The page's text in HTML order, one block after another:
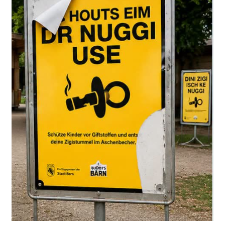
Soruşturma dosyasına göre 60 yaşındaki adam yalnızca
uzaktan gözlem yapmakla kalmadı. Kızı hakkında bilgi
edinmek için komşularıyla da konuştu.
Bir gün kızını
iş yerinden itibaren takip etmeye
başladı
. Önce bir Denner mağazasına, ardından özel bir
adrese kadar peşinden gitti.
Savcılığın tespitine göre baba takip sırasında
tanınmamak amacıyla
başının üzerine bir bez geçirdi
ve reflektörlü iş yeleği giydi.
Kızı babasıyla görüşmek istemiyordu
Ancak kızı, babasının kendisini araştırdığının ve takip
ettiğinin farkındaydı. Ceza kararında kadının babasıyla
herhangi bir temas kurmak istemediğibelirtiliyor.
Savcılık, sanığın davranışlarının kızı tarafından fark